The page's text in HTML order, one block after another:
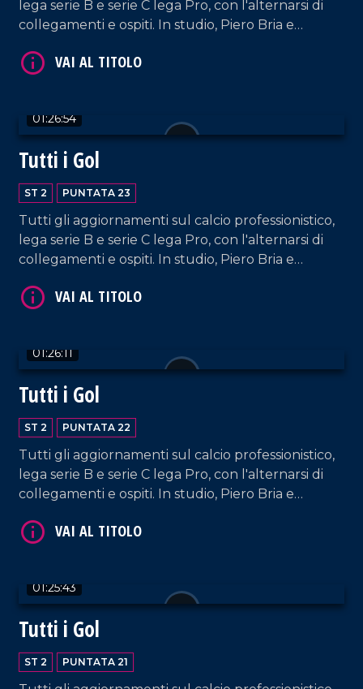
lega serie B e serie C lega Pro, con l'alternarsi di
collegamenti e ospiti. In studio, Piero Bria e
01:26:54
Tutti i Gol
ST 2 PUNTATA 23
Tutti gli aggiornamenti sul calcio professionistico,
lega serie B e serie C lega Pro, con l'alternarsi di
collegamenti e ospiti. In studio, Piero Bria e
01:26:11
Tutti i Gol
ST 2 PUNTATA 22
Tutti gli aggiornamenti sul calcio professionistico,
lega serie B e serie C lega Pro, con l'alternarsi di
collegamenti e ospiti. In studio, Piero Bria e
VAI AL TITOLO
01:25:43
Tutti i Gol
ST 2 PUNTATA 21
VAI AL TITOLO
VAI AL TITOLO
VAI AL TITOLO